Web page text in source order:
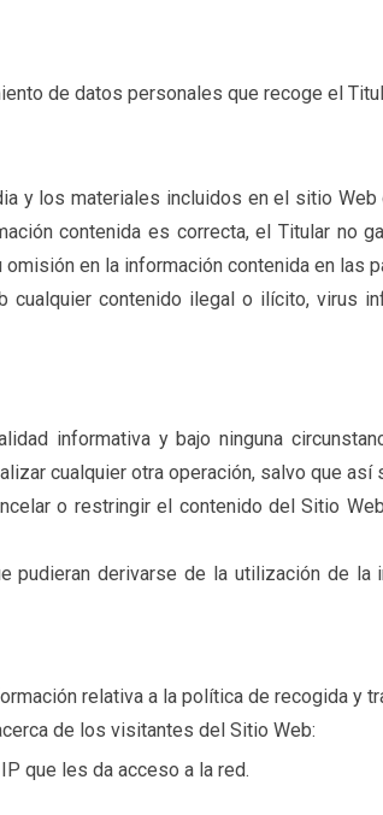
de datos personales que recoge el
y los materiales incluidos en el sitio
contenida es correcta, el Titular no
en la información contenida en las
contenido ilegal o ilícito, virus
informativa y bajo ninguna
cualquier otra operación, salvo que así
o restringir el contenido del Sitio
pudieran derivarse de la utilización de
relativa a la política de recogida y
de los visitantes del Sitio Web:
que les da acceso a la red.